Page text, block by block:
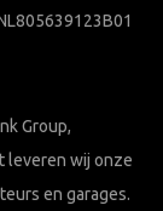
Group,
leveren wij onze
en garages.